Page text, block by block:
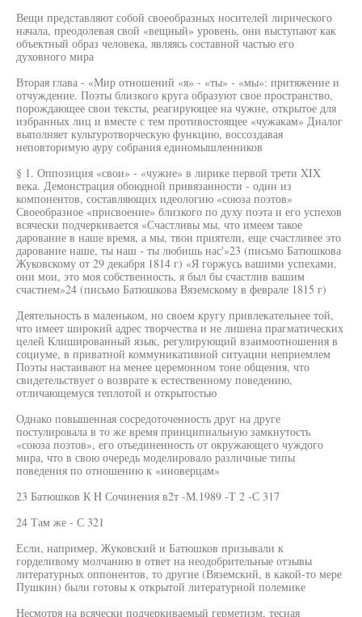
Вещи представляют собой своеобразных носителей лирического
начала, преодолевая свой «вещный» уровень, они выступают как
объектный образ человека, являясь составной частью его
духовного мира
Вторая глава - «Мир отношений «я» - «ты» - «мы»: притяжение и
отчуждение. Поэты близкого круга образуют свое пространство,
порождающее свои тексты, реагирующее на чужие, открытое для
избранных лиц и вместе с тем противостоящее «чужакам» Диалог
выполняет культуротворческую функцию, воссоздавая
неповторимую ауру собрания единомышленников
§ 1. Оппозиция «свои» - «чужие» в лирике первой трети XIX
века. Демонстрация обоюдной привязанности - один из
компонентов, составляющих идеологию «союза поэтов»
Своеобразное «присвоение» близкого по духу поэта и его успехов
всячески подчеркивается «Счастливы мы, что имеем такое
дарование в наше время, а мы, твои приятели, еще счастливее это
дарование наше, ты наш - ты любишь нас'»23 (письмо Батюшкова
Жуковскому от 29 декабря 1814 г) «Я горжусь вашими успехами,
они мои, это моя собственность, я был бы счастлив вашим
счастием»24 (письмо Батюшкова Вяземскому в феврале 1815 г)
Деятельность в маленьком, но своем кругу привлекательнее той,
что имеет широкий адрес творчества и не лишена прагматических
целей Клишированный язык, регулирующий взаимоотношения в
социуме, в приватной коммуникативной ситуации неприемлем
Поэты настаивают на менее церемонном тоне общения, что
свидетельствует о возврате к естественному поведению,
отличающемуся теплотой и открытостью
Однако повышенная сосредоточенность друг на друге
постулировала в то же время принципиальную замкнутость
«союза поэтов», его отьединенность от окружающего чуждого
мира, что в свою очередь моделировало различные типы
поведения по отношению к «иноверцам»
23 Батюшков К H Сочинения в2т -М.1989 -Т 2 -С 317
24 Там же - С 321
Если, например, Жуковский и Батюшков призывали к
горделивому молчанию в ответ на неодобрительные отзывы
литературных оппонентов, то другие (Вяземский, в какой-то мере
Пушкин) были готовы к открытой литературной полемике
Несмотря на всячески подчеркиваемый герметизм, тесная